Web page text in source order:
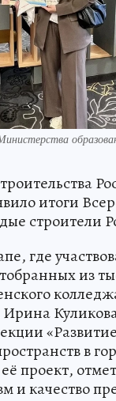
итоги
строители
где
из
Ирина
«Развитие
в
проект,
и качество